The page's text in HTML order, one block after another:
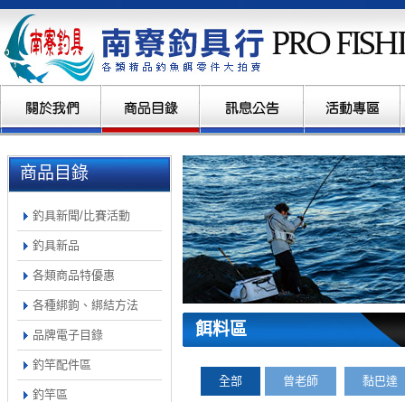
商品目錄
釣具新聞/比賽活動
釣具新品
各類商品特優惠
各種綁鉤、綁結方法
品牌電子目錄
釣竿配件區
釣竿區
餌料區
全部 曾老師 黏巴達